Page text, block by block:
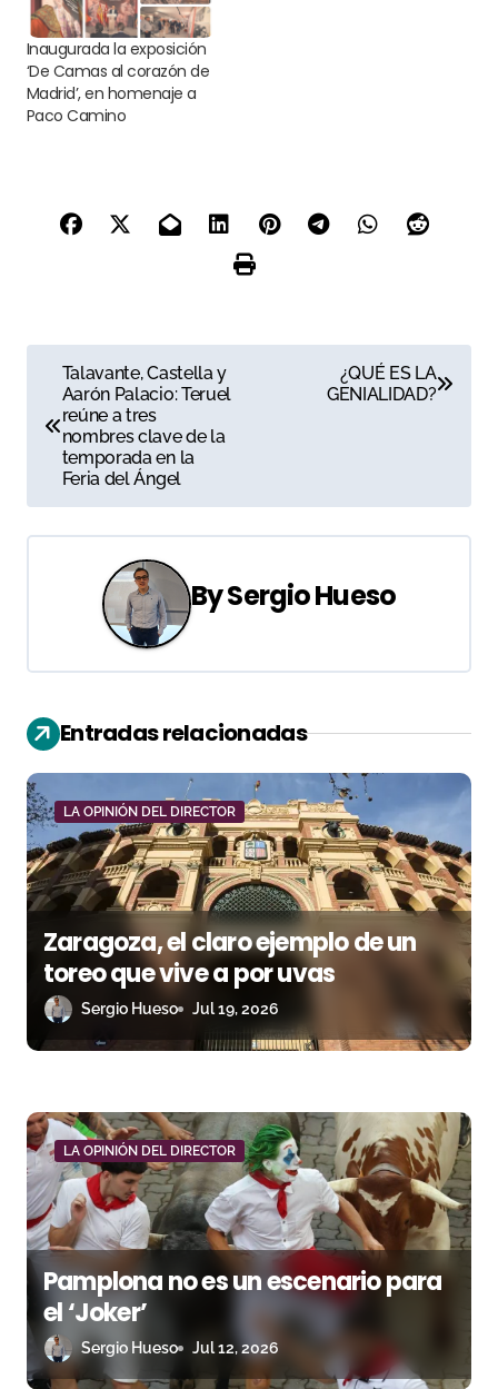
Inaugurada la exposición
‘De Camas al corazón de
Madrid’, en homenaje a
Paco Camino
a
e
g
i
ó
n
d
e
e
n
r
d
a
s
Talavante, Castella y
Aarón Palacio: Teruel
reúne a tres
nombres clave de la
temporada en la
Feria del Ángel
¿QUÉ ES LA
GENIALIDAD?
BySergio Hueso
Entradas relacionadas
LA OPINIÓN DEL DIRECTOR
Zaragoza, el claro ejemplo de un
toreo que vive a por uvas
Sergio Hueso Jul 19, 2026
LA OPINIÓN DEL DIRECTOR
Pamplona no es un escenario para
el ‘Joker’
Sergio Hueso Jul 12, 2026